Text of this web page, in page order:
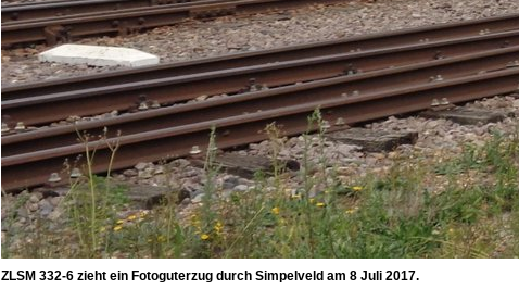
ZLSM 332-6 zieht ein Fotoguterzug durch Simpelveld am 8 Juli 2017.